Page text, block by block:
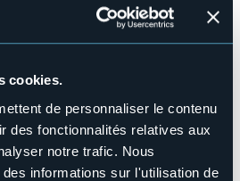
cookies.
de personnaliser le contenu
des fonctionnalités relatives aux
notre trafic. Nous
informations sur l'utilisation de